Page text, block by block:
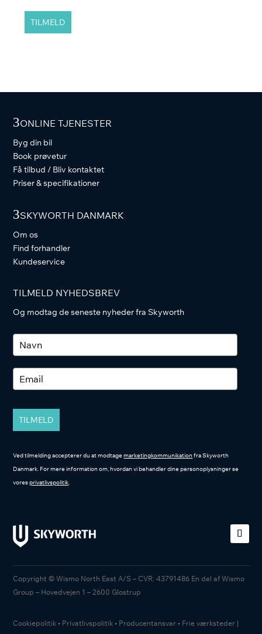
TILMELD
3ONLINE TJENESTER
Byg din bil
Book prøvetur
Få tilbud / Bliv kontaktet
Priser & specifikationer
3SKYWORTH DANMARK
Om os
Find forhandler
Kundeservice
TILMELD NYHEDSBREV
Og modtag de seneste nyheder fra Skyworth
TILMELD
Ved tilmelding accepterer du at modtagemarketingkommunikationfra Skyworth
Danmark. For mere information om, hvordan vi behandler dine personoplysninger se
voresprivatlivspolitik.
Copyright © Wismo North East A/S – CVR: 43791486 En del af Wismo
Group – Hovedvejen 1 – 2600 Glostrup
Cookiepolitik • Privatlivspolitik • Producentansvar • Frie værksteder |